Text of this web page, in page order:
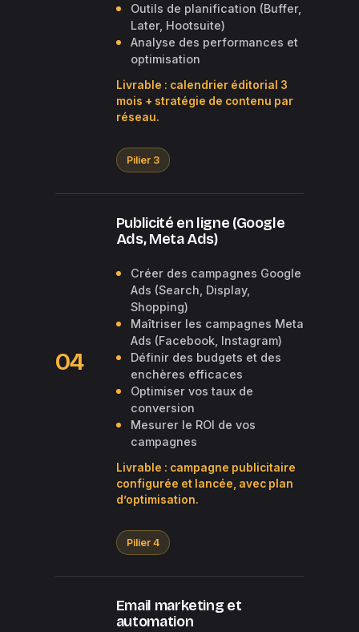
Outils de planification (Buffer,
Later, Hootsuite)
Analyse des performances et
optimisation
Livrable : calendrier éditorial 3
mois + stratégie de contenu par
réseau.
Pilier 3
04
Publicité en ligne (Google
Ads, Meta Ads)
Créer des campagnes Google
Ads (Search, Display,
Shopping)
Maîtriser les campagnes Meta
Ads (Facebook, Instagram)
Définir des budgets et des
enchères efficaces
Optimiser vos taux de
conversion
Mesurer le ROI de vos
campagnes
Livrable : campagne publicitaire
configurée et lancée, avec plan
d’optimisation.
Pilier 4
Email marketing et
automation